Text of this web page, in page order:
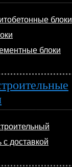
блоки
блоки
доставкой